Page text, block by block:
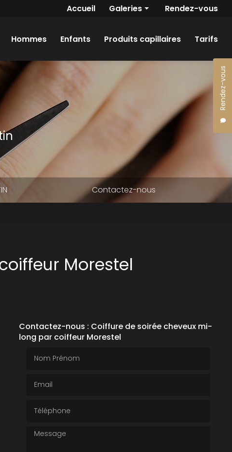
Navigation secondaire
Accueil Galeries
Hommes
Enfants
Rendez-vous
Rendez-vous
Hommes Enfants Produits capillaires Tarifs
Contactez-nous
Morestel
Contactez-nous : Coiffure de soirée cheveux mi-
long par coiffeur Morestel
Message